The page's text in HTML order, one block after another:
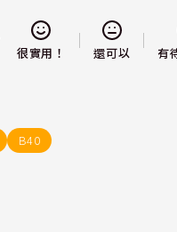
很實用！ 還可以 有
B40